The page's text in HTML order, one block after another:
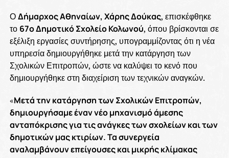
ΟΔήμαρχος Αθηναίων, Χάρης Δούκας, επισκέφθηκε
το 67ο Δημοτικό Σχολείο Κολωνού, όπου βρίσκονται σε
εξέλιξη εργασίες συντήρησης, υπογραμμίζοντας ότι η νέα
υπηρεσία δημιουργήθηκε μετά την κατάργηση των
Σχολικών Επιτροπών, ώστε να καλύψει το κενό που
δημιουργήθηκε στη διαχείριση των τεχνικών αναγκών.
«Μετά την κατάργηση των Σχολικών Επιτροπών,
δημιουργήσαμε έναν νέο μηχανισμό άμεσης
ανταπόκρισης για τις ανάγκες των σχολείων και των
δημοτικών μας κτιρίων. Τα συνεργεία
αναλαμβάνουν επείγουσες και μικρής κλίμακας